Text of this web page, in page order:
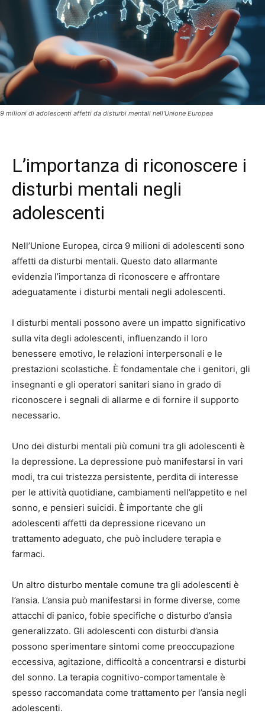
9 milioni di adolescenti affetti da disturbi mentali nell'Unione Europea
L’importanza di riconoscere i
disturbi mentali negli
adolescenti
Nell’Unione Europea, circa 9 milioni di adolescenti sono
affetti da disturbi mentali. Questo dato allarmante
evidenzia l’importanza di riconoscere e affrontare
adeguatamente i disturbi mentali negli adolescenti.
I disturbi mentali possono avere un impatto significativo
sulla vita degli adolescenti, influenzando il loro
benessere emotivo, le relazioni interpersonali e le
prestazioni scolastiche. È fondamentale che i genitori, gli
insegnanti e gli operatori sanitari siano in grado di
riconoscere i segnali di allarme e di fornire il supporto
necessario.
Uno dei disturbi mentali più comuni tra gli adolescenti è
la depressione. La depressione può manifestarsi in vari
modi, tra cui tristezza persistente, perdita di interesse
per le attività quotidiane, cambiamenti nell’appetito e nel
sonno, e pensieri suicidi. È importante che gli
adolescenti affetti da depressione ricevano un
trattamento adeguato, che può includere terapia e
farmaci.
Un altro disturbo mentale comune tra gli adolescenti è
l’ansia. L’ansia può manifestarsi in forme diverse, come
attacchi di panico, fobie specifiche o disturbo d’ansia
generalizzato. Gli adolescenti con disturbi d’ansia
possono sperimentare sintomi come preoccupazione
eccessiva, agitazione, difficoltà a concentrarsi e disturbi
del sonno. La terapia cognitivo-comportamentale è
spesso raccomandata come trattamento per l’ansia negli
adolescenti.